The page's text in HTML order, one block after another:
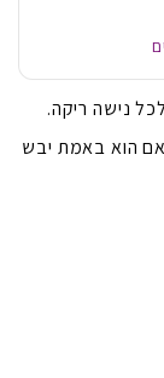
נישה ריקה.
הוא באמת יבש